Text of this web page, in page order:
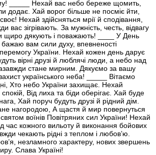
_____ Нехай вас небо береже щомить,
додає. Хай ворог більше не посміє йти,
Нехай здійсняться мрії й сподівання,
вас зігрівають. За мужність, честь, відвагу
щиро дякують і поважають! ____ У День
вам сили духу, впевненості
України. Нехай кожен день дарує
вірні друзі й люблячі люди, а небо над
стане мирним. Дякуємо за вашу
українського неба! _____ Вітаємо
Хто небо України захищає. Нехай
Від лиха та біди оберігає. Хай буде
Хай поруч будуть друзі й рідний дім.
нагородою, А щастя й мир повернуться
воїнів Повітряних сил України! Нехай
час кожного вильоту й виконання бойових
чекають рідні з теплом і любов’ю.
незламного характеру, нових звершень
Слава Україні!